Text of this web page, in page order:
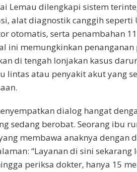
Lemau dilengkapi sistem
alat diagnostik canggih seperti
otomatis, serta penambahan
ini memungkinkan
di tengah lonjakan kasus
lintas atau penyakit akut yang
dialog hangat
sedang berobat. Seorang ibu
membawa anaknya dengan
“Layanan di sini sekarang
periksa dokter, hanya 15